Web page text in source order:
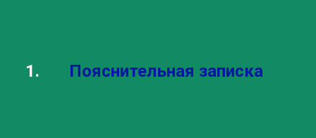
Пояснительная записка